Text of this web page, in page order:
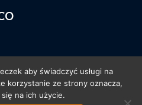
aby świadczyć usługi na
korzystanie ze strony oznacza,
na ich użycie.